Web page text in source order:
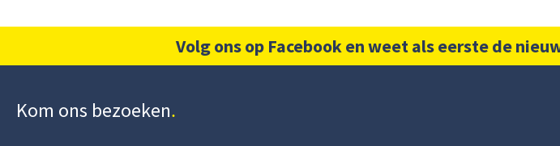
Volg ons op Facebook en weet als eerste de
Kom ons bezoeken